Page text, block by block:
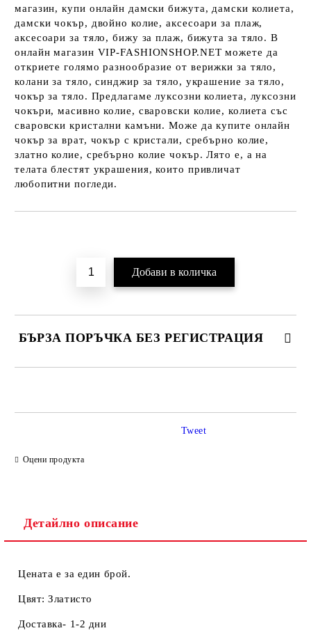
магазин, купи онлайн дамски бижута, дамски колиета,
дамски чокър, двойно колие, аксесоари за плаж,
аксесоари за тяло, бижу за плаж, бижута за тяло. В
онлайн магазин VIP-FASHIONSHOP.NET можете да
откриете голямо разнообразие от верижки за тяло,
колани за тяло, синджир за тяло, украшение за тяло,
чокър за тяло. Предлагаме луксозни колиета, луксозни
чокъри, масивно колие, сваровски колие, колиета със
сваровски кристални камъни. Може да купите онлайн
чокър за врат, чокър с кристали, сребърно колие,
златно колие, сребърно колие чокър. Лято е, а на
телата блестят украшения, които привличат
любопитни погледи.
БЪРЗА ПОРЪЧКА БЕЗ РЕГИСТРАЦИЯ
Оцени продукта
Tweet
Детайлно описание
Цената е за един брой.
Цвят: Златисто
Доставка- 1-2 дни